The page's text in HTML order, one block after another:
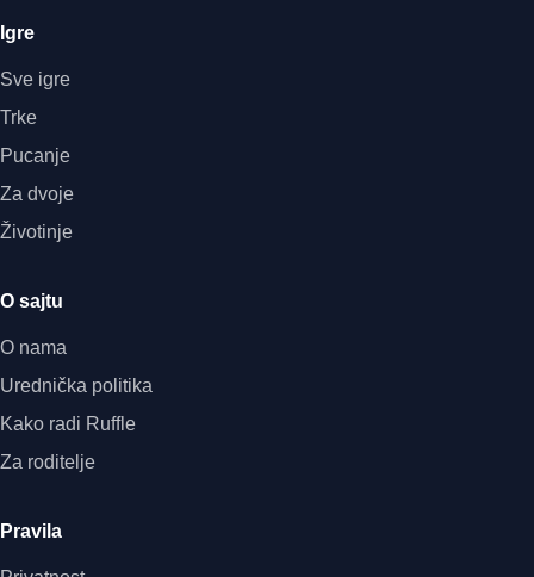
Igre
Sve igre
Trke
Pucanje
Za dvoje
Životinje
O sajtu
O nama
Urednička politika
Kako radi Ruffle
Za roditelje
Pravila